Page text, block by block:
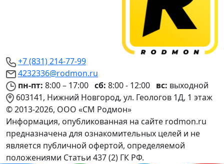
+7 (831) 214-77-99
4232336@rodmon.ru
пн-пт: 8:00 – 17:00 сб: 8:00 - 12:00 вс: выходной
603141, Нижний Новгород, ул. Геологов 1Д, 1 этаж
© 2013-2026, ООО «СМ Родмон»
Информация, опубликованная на сайте rodmon.ru
предназначена для ознакомительных целей и не
является публичной офертой, определяемой
положениями Статьи 437 (2) ГК РФ.